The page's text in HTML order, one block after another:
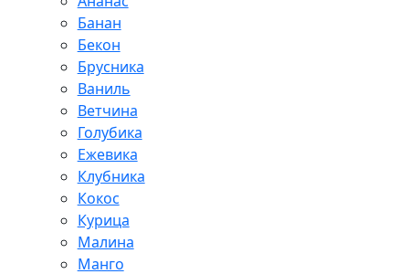
Банан
Бекон
Брусника
Ваниль
Ветчина
Голубика
Ежевика
Клубника
Кокос
Курица
Малина
Манго